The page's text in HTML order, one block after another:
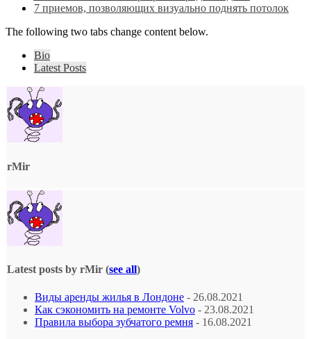
7 приемов, позволяющих визуально поднять потолок
The following two tabs change content below.
Bio
Latest Posts
rMir
Latest posts by rMir (see all)
Виды аренды жилья в Лондоне - 26.08.2021
Как сэкономить на ремонте Volvo - 23.08.2021
Правила выбора зубчатого ремня - 16.08.2021